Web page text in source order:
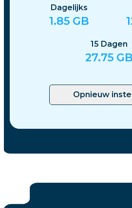
Dagelijks
1.85 GB
15 Dagen
27.75 GB
Opnieuw